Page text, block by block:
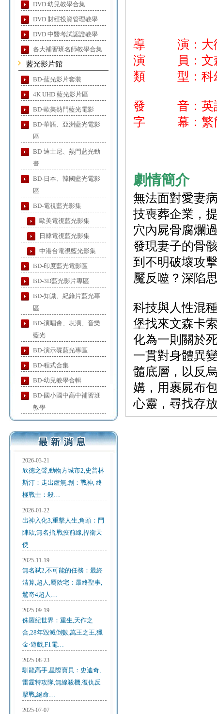
DVD 幼兒教學合集
DVD 財經投資管理教學
DVD 中醫考試認證教學
各大補習班名師教學合集
藍光影片館
BD-蓝光影片套装
4K UHD 藍光影片區
BD-歐美熱門藍光電影
BD-華語、亞洲藍光電影
區
BD-迪士尼、熱門藍光動
畫
BD-日本、韓國藍光電影
區
BD-電視藍光影集
歐美電視藍光影集
日韓電視藍光影集
中港台電視藍光影集
BD-印度藍光電影區
BD-3D藍光影片專區
BD-知識、紀錄片藍光專
區
BD-演唱會、表演、音樂
藍光
BD-演示碟藍光專區
BD-程式合集
BD-幼兒教學合輯
BD-國小國中高中補習班
教學
2026-03-21
欣德之聲,動物方城市2,史普林
斯汀：走出虛無,創：戰神, 終
極戰士：殺…
2026-01-22
出神入化3,重擊人生,角頭：鬥
陣欸,無名指,戰疫前線,捍衛天
使
2025-11-19
無名弒2,不可能的任務：最終
清算,超人,厲陰宅：最終聖事,
驚奇4超人…
2025-09-19
侏羅紀世界：重生,天作之
合,28年毀滅倒數,萬王之王,獵
金·遊戲,F1電…
2025-08-23
馴龍高手,星際寶貝：史迪奇,
雷霆特攻隊,無線殺機,復仇反
擊戰,絕命…
2025-07-07
導 演：大
演 員：文森
類 型：科
發 音：英
字 幕：繁簡
劇情簡介
無法面對愛妻
技喪葬企業，
穴內屍骨腐爛
發現妻子的骨
到不明破壞攻
魘反噬？深陷
科技與人性混
堡找來文森卡
化為一則關於
一貫對身體異
髓底層，以反
媾，用裹屍布
心靈，尋找存